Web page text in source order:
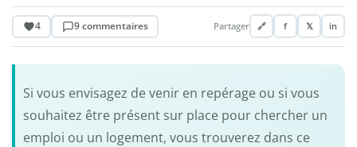
4 9 commentaires Partager 🔗 f 𝕏 in
Si vous envisagez de venir en repérage ou si vous
souhaitez être présent sur place pour chercher un
emploi ou un logement, vous trouverez dans ce